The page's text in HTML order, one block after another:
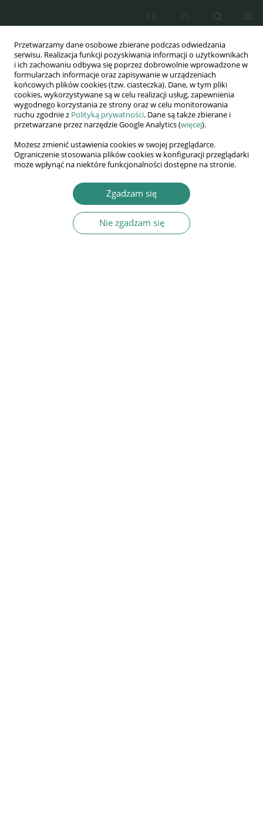
Przetwarzamy dane osobowe zbierane podczas odwiedzania
serwisu. Realizacja funkcji pozyskiwania informacji o użytkownikach
i ich zachowaniu odbywa się poprzez dobrowolnie wprowadzone w
formularzach informacje oraz zapisywanie w urządzeniach
końcowych plików cookies (tzw. ciasteczka). Dane, w tym pliki
cookies, wykorzystywane są w celu realizacji usług, zapewnienia
wygodnego korzystania ze strony oraz w celu monitorowania
ruchu zgodnie z Polityką prywatności. Dane są także zbierane i
przetwarzane przez narzędzie Google Analytics (więcej).
Możesz zmienić ustawienia cookies w swojej przeglądarce.
Ograniczenie stosowania plików cookies w konfiguracji przeglądarki
może wpłynąć na niektóre funkcjonalności dostępne na stronie.
Zgadzam się
Nie zgadzam się
PL
EN
Wydawnictwo
AWSGE
Akademia Nauk Stosowanych
WSGE
im. Alcide De Gasperi
Joanna Figura
Polityka bezpieczeństwa Szwajcarii jako gwarant